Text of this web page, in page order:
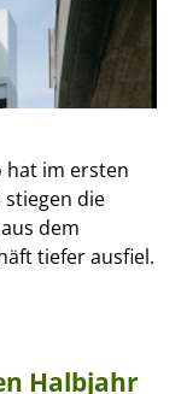
hat im ersten
die
dem
tiefer ausfiel.
Halbjahr